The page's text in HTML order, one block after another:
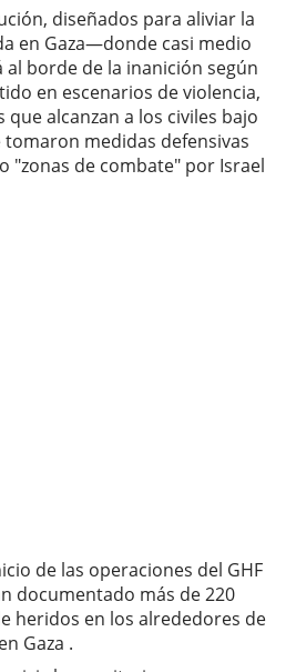
diseñados para aliviar la
en Gaza—donde casi medio
borde de la inanición según
en escenarios de violencia,
alcanzan a los civiles bajo
medidas defensivas
"zonas de combate" por Israel
de las operaciones del GHF
documentado más de 220
heridos en los alrededores de
Gaza .